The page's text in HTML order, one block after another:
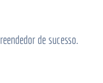
de sucesso.